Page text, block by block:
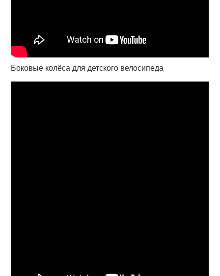
Боковые колёса для детского велосипеда